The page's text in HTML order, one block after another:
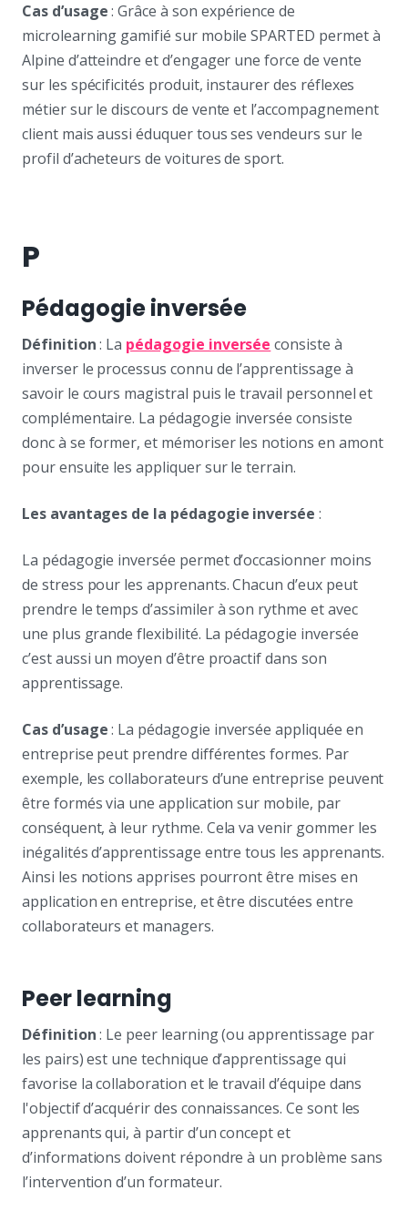
Cas d’usage: Grâce à son expérience de
microlearning gamifié sur mobile SPARTED permet à
Alpine d’atteindre et d’engager une force de vente
sur les spécificités produit, instaurer des réflexes
métier sur le discours de vente et l’accompagnement
client mais aussi éduquer tous ses vendeurs sur le
profil d’acheteurs de voitures de sport.
P
Pédagogie inversée
Définition: La pédagogie inversée consiste à
inverser le processus connu de l’apprentissage à
savoir le cours magistral puis le travail personnel et
complémentaire. La pédagogie inversée consiste
donc à se former, et mémoriser les notions en amont
pour ensuite les appliquer sur le terrain.
Les avantages de la pédagogie inversée:
La pédagogie inversée permet d’occasionner moins
de stress pour les apprenants. Chacun d’eux peut
prendre le temps d’assimiler à son rythme et avec
une plus grande flexibilité. La pédagogie inversée
c’est aussi un moyen d’être proactif dans son
apprentissage.
Cas d’usage: La pédagogie inversée appliquée en
entreprise peut prendre différentes formes. Par
exemple, les collaborateurs d’une entreprise peuvent
être formés via une application sur mobile, par
conséquent, à leur rythme. Cela va venir gommer les
inégalités d’apprentissage entre tous les apprenants.
Ainsi les notions apprises pourront être mises en
application en entreprise, et être discutées entre
collaborateurs et managers.
Peer learning
Définition: Le peer learning (ou apprentissage par
les pairs) est une technique d’apprentissage qui
favorise la collaboration et le travail d’équipe dans
l'objectif d’acquérir des connaissances. Ce sont les
apprenants qui, à partir d’un concept et
d’informations doivent répondre à un problème sans
l’intervention d’un formateur.